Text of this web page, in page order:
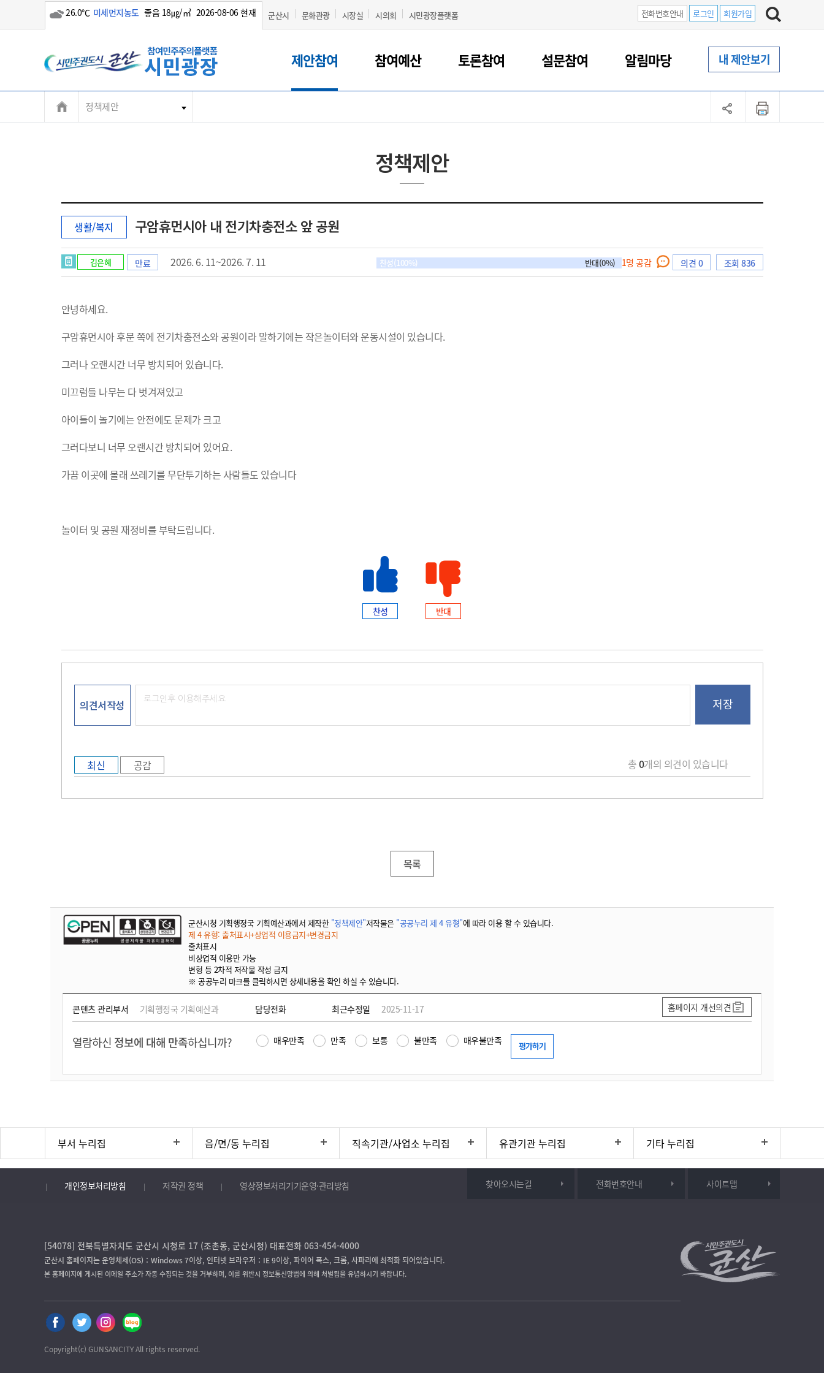
26.0℃ 미세먼지농도 좋음 18㎍/㎥ 2026-08-06 현재 군산시 문화관광 시장실 시의회 시민광장플랫폼 전화번호안내 로그인 회원가입
제안참여 참여예산 토론참여 설문참여 알림마당 내 제안보기
정책제안
정책제안
생활/복지 구암휴먼시아 내 전기차충전소 앞 공원
김은혜 만료 2026. 6. 11~2026. 7. 11 찬성(100%) 반대(0%) 1명 공감 의견 0 조회 836
안녕하세요.
구암휴먼시아 후문 쪽에 전기차충전소와 공원이라 말하기에는 작은놀이터와 운동시설이 있습니다.
그러나 오랜시간 너무 방치되어 있습니다.
미끄럼들 나무는 다 벗겨져있고
아이들이 놀기에는 안전에도 문제가 크고
그러다보니 너무 오랜시간 방치되어 있어요.
가끔 이곳에 몰래 쓰레기를 무단투기하는 사람들도 있습니다
놀이터 및 공원 재정비를 부탁드립니다.
찬성 반대
의견서작성
최신 공감 총0개의 의견이 있습니다
목록
군산시청 기획행정국 기획예산과에서 제작한 "정책제안"저작물은 "공공누리 제 4 유형"에 따라 이용 할 수 있습니다.
제 4 유형: 출처표시+상업적 이용금지+변경금지
출처표시
비상업적 이용만 가능
변형 등 2차적 저작물 작성 금지
※ 공공누리 마크를 클릭하시면 상세내용을 확인 하실 수 있습니다.
콘텐츠 관리부서 기획행정국 기획예산과 담당전화 최근수정일 2025-11-17 홈페이지 개선의견
열람하신 정보에 대해 만족하십니까? 매우만족 만족 보통 불만족 매우불만족
부서 누리집 읍/면/동 누리집 직속기관/사업소 누리집 유관기관 누리집 기타 누리집
개인정보처리방침 저작권 정책 영상정보처리기기운영·관리방침 찾아오시는길 전화번호안내 사이트맵
[54078] 전북특별자치도 군산시 시청로 17 (조촌동, 군산시청) 대표전화 063-454-4000
군산시 홈페이지는 운영체제(OS)：Windows 7이상, 인터넷 브라우저：IE 9이상, 파이어 폭스, 크롬, 사파리에 최적화 되어있습니다.
본 홈페이지에 게시된 이메일 주소가 자동 수집되는 것을 거부하며, 이를 위반시 정보통신망법에 의해 처벌됨을 유념하시기 바랍니다.
Copyright(c) GUNSANCITY All rights reserved.